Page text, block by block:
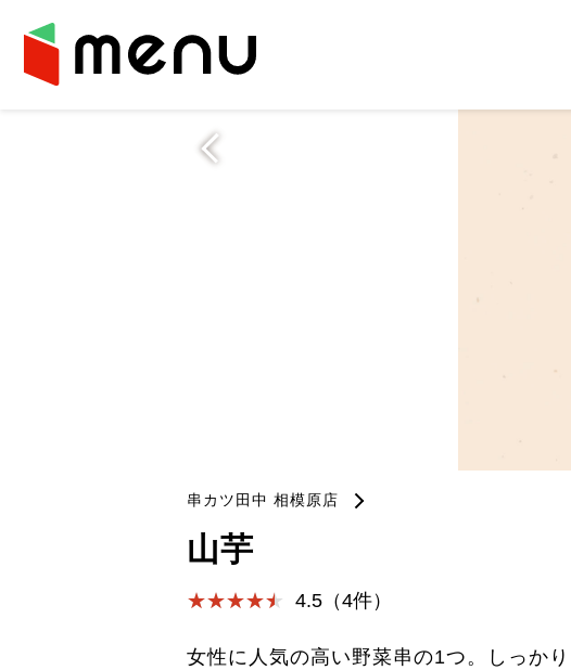
串カツ田中 相模原店
山芋
4.5（4件）
女性に人気の高い野菜串の1つ。しっか